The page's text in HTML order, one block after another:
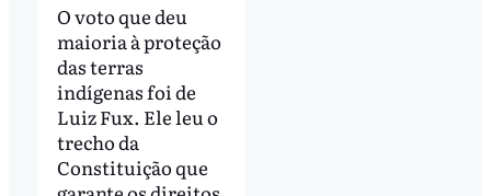
O voto que deu
maioria à proteção
das terras
indígenas foi de
Luiz Fux. Ele leu o
trecho da
Constituição que